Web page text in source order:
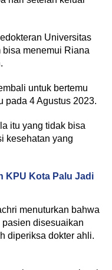
Universitas
bisa menemui Riana
untuk bertemu
pada 4 Agustus 2023.
itu yang tidak bisa
kesehatan yang
KPU Kota Palu Jadi
menuturkan bahwa
disesuaikan
diperiksa dokter ahli.